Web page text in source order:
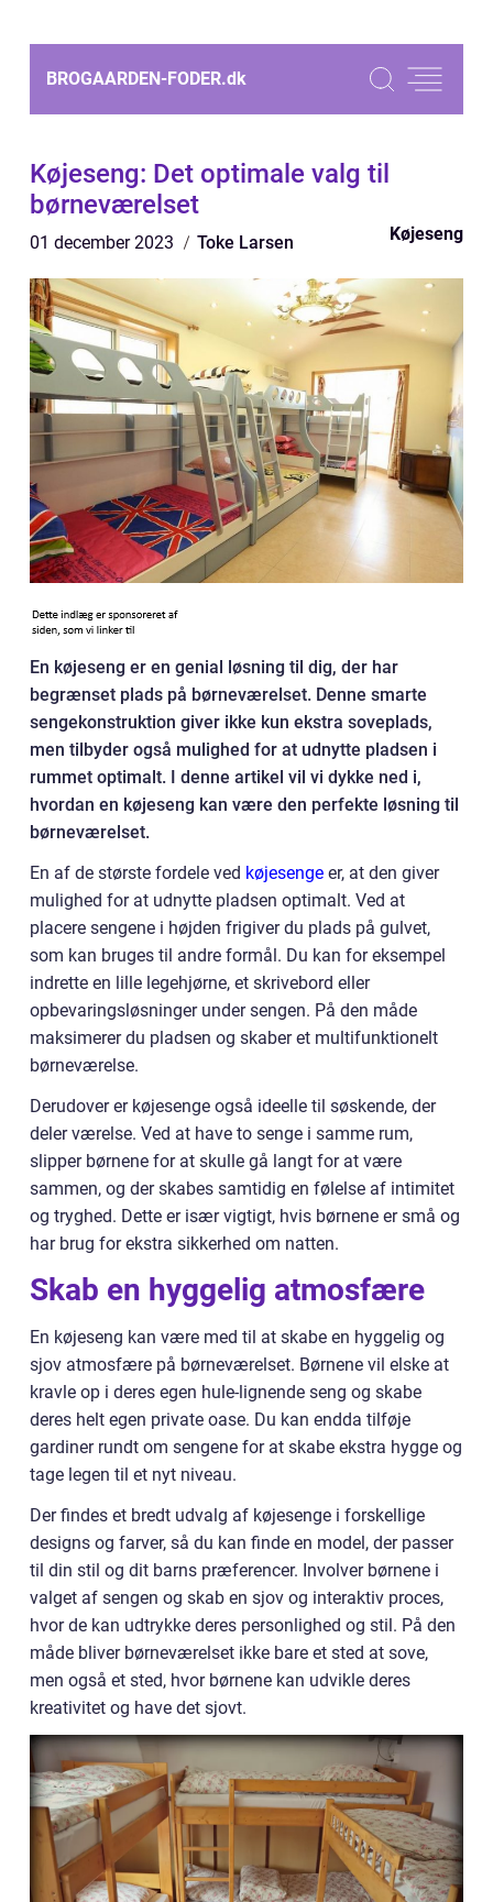
BROGAARDEN-FODER.dk
Køjeseng: Det optimale valg til
børneværelset
01 december 2023 Toke Larsen Køjeseng
En køjeseng er en genial løsning til dig, der har
begrænset plads på børneværelset. Denne smarte
sengekonstruktion giver ikke kun ekstra soveplads,
men tilbyder også mulighed for at udnytte pladsen i
rummet optimalt. I denne artikel vil vi dykke ned i,
hvordan en køjeseng kan være den perfekte løsning til
børneværelset.
En af de største fordele ved køjesenge er, at den giver
mulighed for at udnytte pladsen optimalt. Ved at
placere sengene i højden frigiver du plads på gulvet,
som kan bruges til andre formål. Du kan for eksempel
indrette en lille legehjørne, et skrivebord eller
opbevaringsløsninger under sengen. På den måde
maksimerer du pladsen og skaber et multifunktionelt
børneværelse.
Derudover er køjesenge også ideelle til søskende, der
deler værelse. Ved at have to senge i samme rum,
slipper børnene for at skulle gå langt for at være
sammen, og der skabes samtidig en følelse af intimitet
og tryghed. Dette er især vigtigt, hvis børnene er små og
har brug for ekstra sikkerhed om natten.
Skab en hyggelig atmosfære
En køjeseng kan være med til at skabe en hyggelig og
sjov atmosfære på børneværelset. Børnene vil elske at
kravle op i deres egen hule-lignende seng og skabe
deres helt egen private oase. Du kan endda tilføje
gardiner rundt om sengene for at skabe ekstra hygge og
tage legen til et nyt niveau.
Der findes et bredt udvalg af køjesenge i forskellige
designs og farver, så du kan finde en model, der passer
til din stil og dit barns præferencer. Involver børnene i
valget af sengen og skab en sjov og interaktiv proces,
hvor de kan udtrykke deres personlighed og stil. På den
måde bliver børneværelset ikke bare et sted at sove,
men også et sted, hvor børnene kan udvikle deres
kreativitet og have det sjovt.